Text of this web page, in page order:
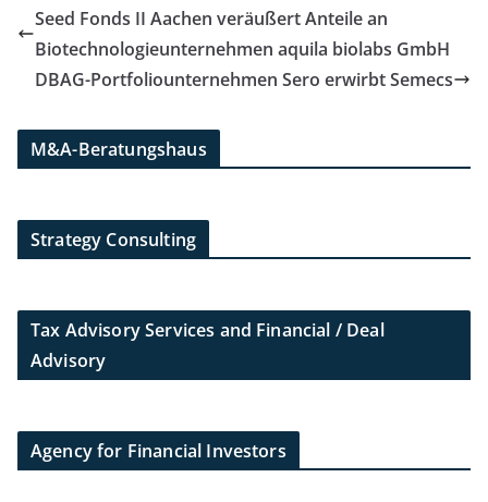
Seed Fonds II Aachen veräußert Anteile an
Biotechnologieunternehmen aquila biolabs GmbH
DBAG-Portfoliounternehmen Sero erwirbt Semecs
M&A-Beratungshaus
Strategy Consulting
Tax Advisory Services and Financial / Deal
Advisory
Agency for Financial Investors